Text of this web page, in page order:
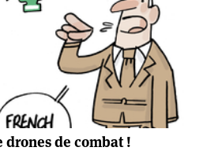
de combat !